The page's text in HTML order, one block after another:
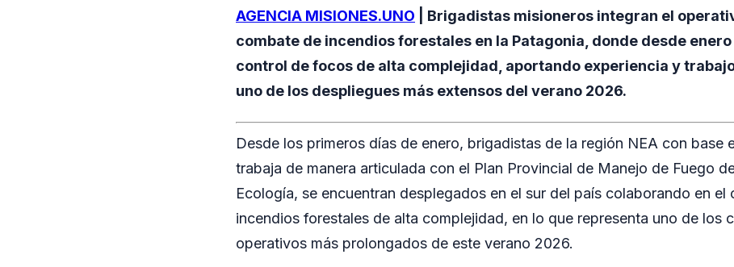
AGENCIA MISIONES.UNO | Brigadistas misioneros integran el
combate de incendios forestales en la Patagonia, donde desde
control de focos de alta complejidad, aportando experiencia y
uno de los despliegues más extensos del verano 2026.
Desde los primeros días de enero, brigadistas de la región NEA con base
trabaja de manera articulada con el Plan Provincial de Manejo de Fuego
Ecología, se encuentran desplegados en el sur del país colaborando en el
incendios forestales de alta complejidad, en lo que representa uno de los
operativos más prolongados de este verano 2026.